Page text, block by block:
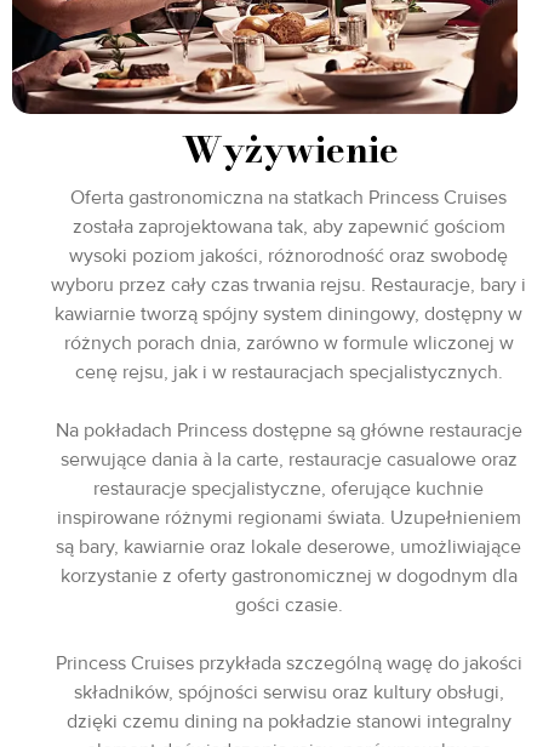
Wyżywienie
Oferta gastronomiczna na statkach Princess Cruises
została zaprojektowana tak, aby zapewnić gościom
wysoki poziom jakości, różnorodność oraz swobodę
wyboru przez cały czas trwania rejsu. Restauracje, bary i
kawiarnie tworzą spójny system diningowy, dostępny w
różnych porach dnia, zarówno w formule wliczonej w
cenę rejsu, jak i w restauracjach specjalistycznych.
Na pokładach Princess dostępne są główne restauracje
serwujące dania à la carte, restauracje casualowe oraz
restauracje specjalistyczne, oferujące kuchnie
inspirowane różnymi regionami świata. Uzupełnieniem
są bary, kawiarnie oraz lokale deserowe, umożliwiające
korzystanie z oferty gastronomicznej w dogodnym dla
gości czasie.
Princess Cruises przykłada szczególną wagę do jakości
składników, spójności serwisu oraz kultury obsługi,
dzięki czemu dining na pokładzie stanowi integralny